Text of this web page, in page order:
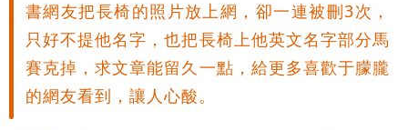
書網友把長椅的照片放上網，卻一連被刪3次，
只好不提他名字，也把長椅上他英文名字部分馬
賽克掉，求文章能留久一點，給更多喜歡于朦朧
的網友看到，讓人心酸。